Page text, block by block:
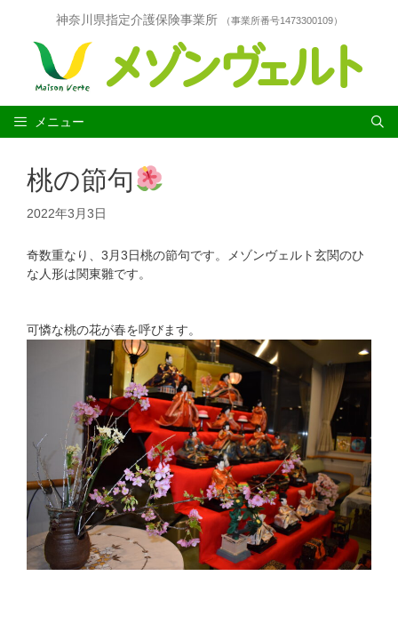
キ
神奈川県指定介護保険事業所 （事業所番号1473300109）
メニュー
桃の節句
2022年3月3日
奇数重なり、3月3日桃の節句です。メゾンヴェルト玄関のひ
な人形は関東雛です。
可憐な桃の花が春を呼びます。